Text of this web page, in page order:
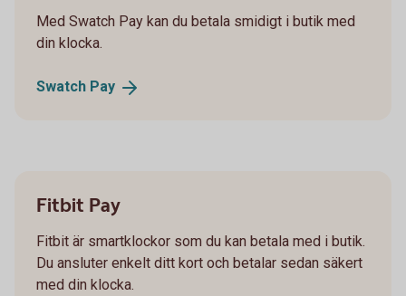
Med Swatch Pay kan du betala smidigt i butik med
din klocka.
Swatch Pay
Fitbit Pay
Fitbit är smartklockor som du kan betala med i butik.
Du ansluter enkelt ditt kort och betalar sedan säkert
med din klocka.